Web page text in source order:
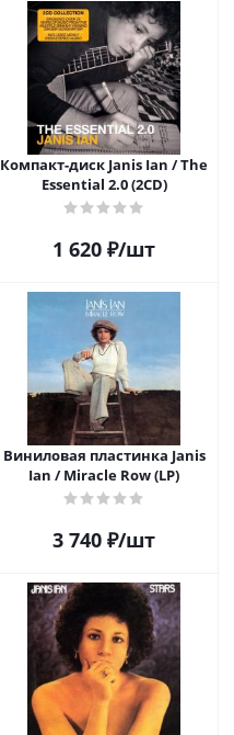
Компакт-диск Janis Ian / The
Essential 2.0 (2CD)
1 620 ₽/шт
Виниловая пластинка Janis
Ian / Miracle Row (LP)
3 740 ₽/шт